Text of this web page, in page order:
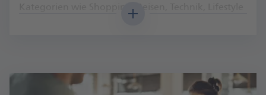
Kategorien wie Shopping, Reisen, Technik, Lifestyle
und mehr. Entdecken Sie viele Rabatte, wechselnde